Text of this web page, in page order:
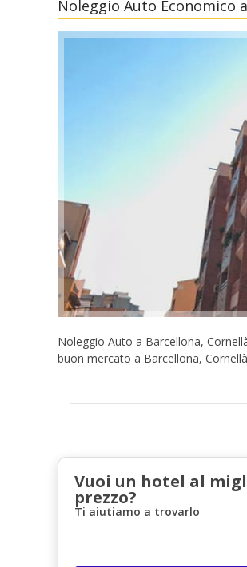
Noleggio Auto Economico
Noleggio Auto a Barcellona,
buon mercato a Barcellona,
Vuoi un hotel al
prezzo?
Ti aiutiamo a trovarlo